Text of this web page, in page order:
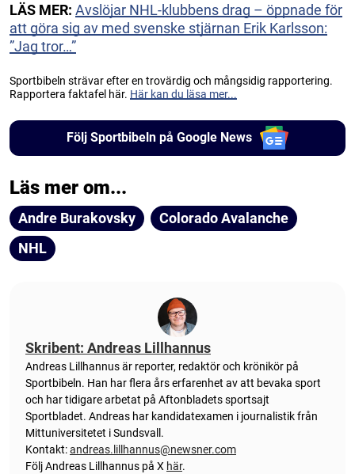
LÄS MER: Avslöjar NHL-klubbens drag – öppnade för
att göra sig av med svenske stjärnan Erik Karlsson:
”Jag tror…”
Sportbibeln strävar efter en trovärdig och mångsidig rapportering.
Rapportera faktafel här. Här kan du läsa mer...
Följ Sportbibeln på Google News
Läs mer om...
Andre Burakovsky
Colorado Avalanche
NHL
Skribent: Andreas Lillhannus
Andreas Lillhannus är reporter, redaktör och krönikör på
Sportbibeln. Han har flera års erfarenhet av att bevaka sport
och har tidigare arbetat på Aftonbladets sportsajt
Sportbladet. Andreas har kandidatexamen i journalistik från
Mittuniversitetet i Sundsvall.
Kontakt:andreas.lillhannus@newsner.com
Följ Andreas Lillhannus på X här.